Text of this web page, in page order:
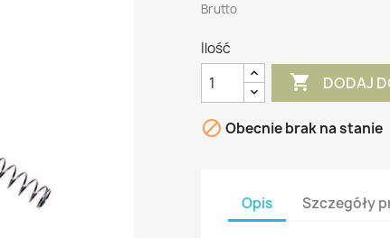
Brutto
Ilość
 DODAJ
 Obecnie brak na stanie
Opis Szczegóły